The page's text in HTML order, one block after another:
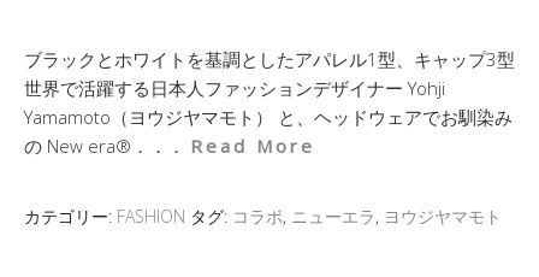
ブラックとホワイトを基調としたアパレル1型、キャップ3型
世界で活躍する日本人ファッションデザイナー Yohji
Yamamoto（ヨウジヤマモト） と、ヘッドウェアでお馴染み
の New era®．．． Read More
カテゴリー: FASHION タグ: コラボ, ニューエラ, ヨウジヤマモト